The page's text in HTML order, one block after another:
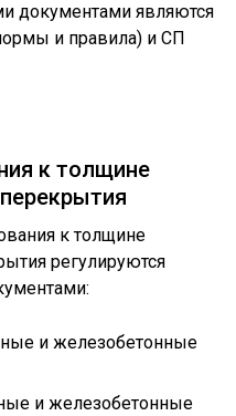
документами являются
и правила) и СП
к толщине
к толщине
регулируются
и железобетонные
и железобетонные